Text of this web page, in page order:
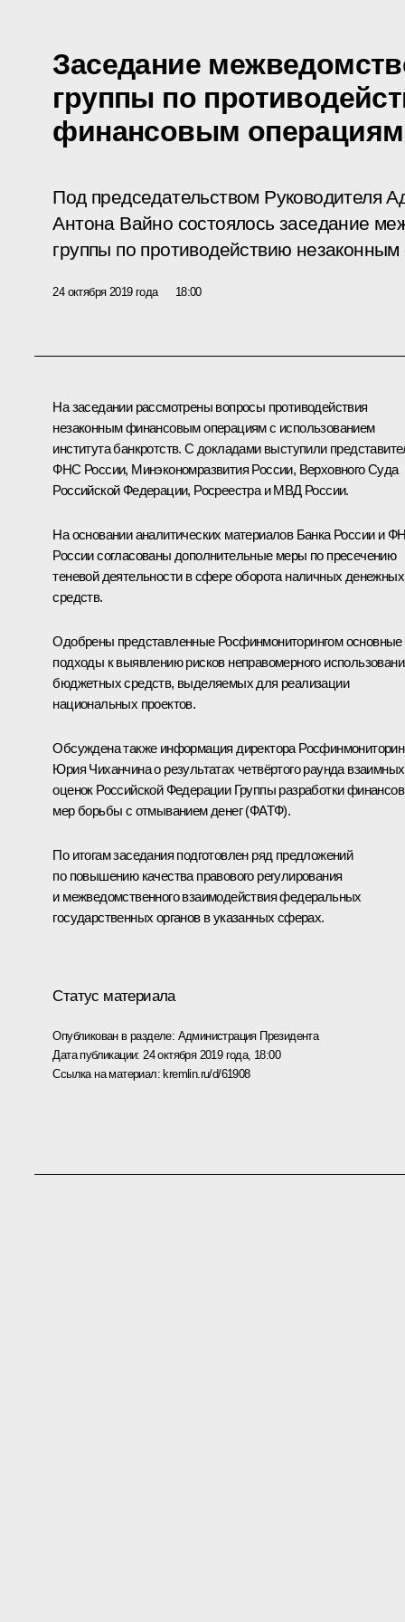
Заседание
группы по
финансовым операциям
Под председательством Руководителя
Антона Вайно состоялось заседание
группы по противодействию
24 октября 2019 года 18:00
На заседании рассмотрены вопросы противодействия
незаконным финансовым операциям с использованием
института банкротств. С докладами выступили
ФНС России, Минэкономразвития России, Верховного Суда
Российской Федерации, Росреестра и МВД России.
На основании аналитических материалов Банка России и
России согласованы дополнительные меры по пресечению
теневой деятельности в сфере оборота наличных денежных
средств.
Одобрены представленные Росфинмониторингом основные
подходы к выявлению рисков неправомерного
бюджетных средств, выделяемых для реализации
национальных проектов.
Обсуждена также информация директора
Юрия Чиханчина о результатах четвёртого раунда взаимных
оценок Российской Федерации Группы разработки
мер борьбы с отмыванием денег (ФАТФ).
По итогам заседания подготовлен ряд предложений
по повышению качества правового регулирования
и межведомственного взаимодействия федеральных
государственных органов в указанных сферах.
Статус материала
Опубликован в разделе: Администрация Президента
Дата публикации: 24 октября 2019 года, 18:00
Ссылка на материал: kremlin.ru/d/61908